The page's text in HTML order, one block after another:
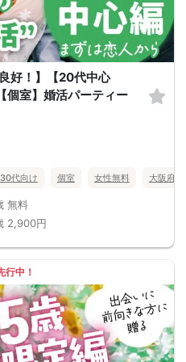
好！】【20代中心
個室】婚活パーティー
30代向け 個室 女性無料 大阪府
無料
2,900円
行中！